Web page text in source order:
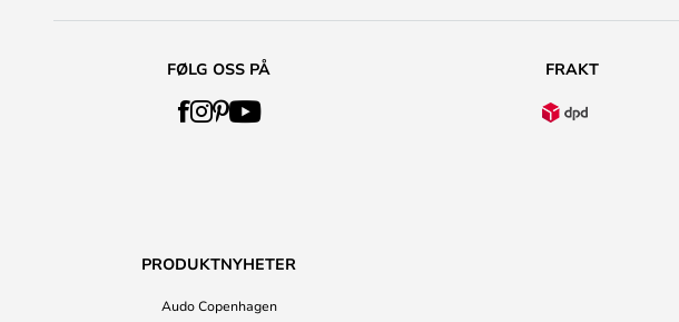
FØLG OSS PÅ FRAKT
PRODUKTNYHETER
Audo Copenhagen